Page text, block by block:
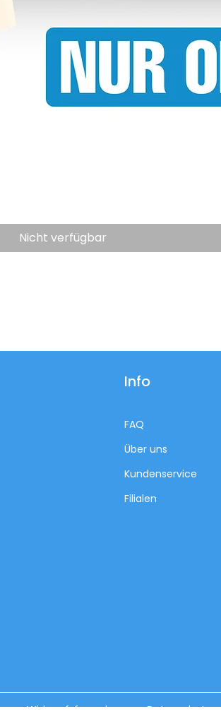
Nicht verfügbar
Info
FAQ
Über uns
Kundenservice
Filialen
Widerrufsformular Datenschutz